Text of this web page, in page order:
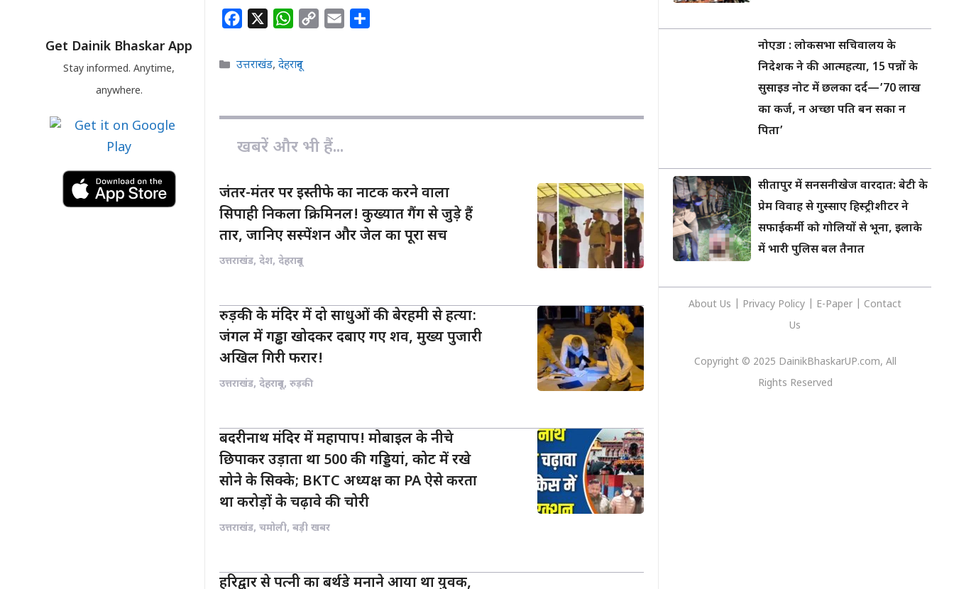
c
o
k
W
a
A
p
i
Categories
उत्तराखंड,देहरादून
खबरें और भी हैं...
जंतर-मंतर पर इस्तीफे का नाटक करने वाला
सिपाही निकला क्रिमिनल! कुख्यात गैंग से जुड़े हैं
तार, जानिए सस्पेंशन और जेल का पूरा सच
उत्तराखंड, देश, देहरादून
रुड़की के मंदिर में दो साधुओं की बेरहमी से हत्या:
जंगल में गड्ढा खोदकर दबाए गए शव, मुख्य पुजारी
अखिल गिरी फरार!
उत्तराखंड, देहरादून, रुड़की
बदरीनाथ मंदिर में महापाप! मोबाइल के नीचे
छिपाकर उड़ाता था 500 की गड्डियां, कोट में रखे
सोने के सिक्के; BKTC अध्यक्ष का PA ऐसे करता
था करोड़ों के चढ़ावे की चोरी
उत्तराखंड, चमोली, बड़ी खबर
हरिद्वार से पत्नी का बर्थडे मनाने आया था युवक,
Get Dainik Bhaskar App
Stay informed. Anytime,
anywhere.
नोएडा : लोकसभा सचिवालय के
निदेशक ने की आत्महत्या, 15 पन्नों के
सुसाइड नोट में छलका दर्द—’70 लाख
का कर्ज, न अच्छा पति बन सका न
पिता’
सीतापुर में सनसनीखेज वारदात: बेटी के
प्रेम विवाह से गुस्साए हिस्ट्रीशीटर ने
सफाईकर्मी को गोलियों से भूना, इलाके
में भारी पुलिस बल तैनात
About Us Privacy Policy E-Paper
Contact
Us
Copyright © 2025 DainikBhaskarUP.com, All
Rights Reserved